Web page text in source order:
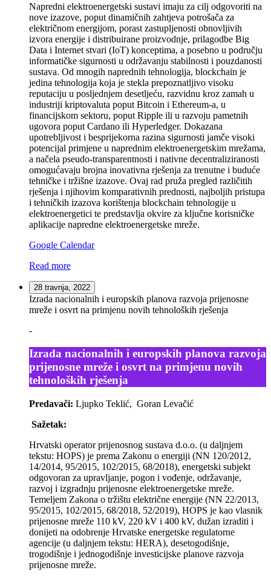
Napredni elektroenergetski sustavi imaju za cilj odgovoriti na
nove izazove, poput dinamičnih zahtjeva potrošača za
električnom energijom, porast zastupljenosti obnovljivih
izvora energije i distribuirane proizvodnje, prilagodbe Big
Data i Internet stvari (IoT) konceptima, a posebno u području
informatičke sigurnosti u održavanju stabilnosti i pouzdanosti
sustava. Od mnogih naprednih tehnologija, blockchain je
jedina tehnologija koja je stekla prepoznatljivo visoku
reputaciju u posljednjem desetljeću, razvidnu kroz zamah u
industriji kriptovaluta poput Bitcoin i Ethereum-a, u
financijskom sektoru, poput Ripple ili u razvoju pametnih
ugovora poput Cardano ili Hyperledger. Dokazana
upotrebljivost i besprijekorna razina sigurnosti jamče visoki
potencijal primjene u naprednim elektroenergetskim mrežama,
a načela pseudo-transparentnosti i nativne decentraliziranosti
omogućavaju brojna inovativna rješenja za trenutne i buduće
tehničke i tržišne izazove. Ovaj rad pruža pregled različitih
rješenja i njihovim komparativnih prednosti, najboljih pristupa
i tehničkih izazova korištenja blockchain tehnologije u
elektroenergetici te predstavlja okvire za ključne korisničke
aplikacije napredne elektroenergetske mreže.
Google Calendar
Read more
28 travnja, 2022
Izrada nacionalnih i europskih planova razvoja prijenosne
mreže i osvrt na primjenu novih tehnoloških rješenja
-
Izrada nacionalnih i europskih planova razvoja
prijenosne mreže i osvrt na primjenu novih
tehnoloških rješenja
Predavači: Ljupko Teklić, Goran Levačić
Sažetak:
Hrvatski operator prijenosnog sustava d.o.o. (u daljnjem
tekstu: HOPS) je prema Zakonu o energiji (NN 120/2012,
14/2014, 95/2015, 102/2015, 68/2018), energetski subjekt
odgovoran za upravljanje, pogon i vođenje, održavanje,
razvoj i izgradnju prijenosne elektroenergetske mreže.
Temeljem Zakona o tržištu električne energije (NN 22/2013,
95/2015, 102/2015, 68/2018, 52/2019), HOPS je kao vlasnik
prijenosne mreže 110 kV, 220 kV i 400 kV, dužan izraditi i
donijeti na odobrenje Hrvatske energetske regulatorne
agencije (u daljnjem tekstu: HERA), desetogodišnje,
trogodišnje i jednogodišnje investicijske planove razvoja
prijenosne mreže.